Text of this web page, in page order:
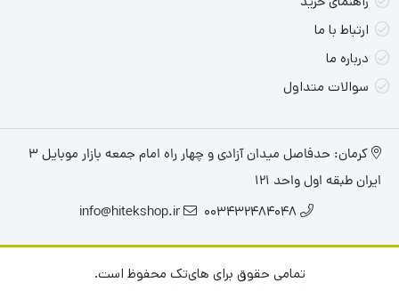
ارتباط با ما
درباره ما
سوالات متداول
کرمان: حدفاصل میدان آزادی و چهار راه امام جمعه بازار موبایل ۳
ایران طبقه اول واحد ۱۲۱
003432484048
info@hitekshop.ir
تمامی حقوق برای های‌تک محفوظ است.